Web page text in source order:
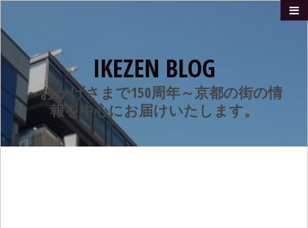
IKEZEN BLOG
～おかげさまで150周年～京都の街の情
報を中心にお届けいたします。